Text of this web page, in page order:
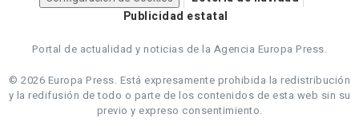
Publicidad estatal
Portal de actualidad y noticias de la Agencia Europa Press.
© 2026 Europa Press. Está expresamente prohibida la redistribución
y la redifusión de todo o parte de los contenidos de esta web sin su
previo y expreso consentimiento.